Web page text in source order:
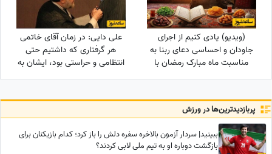
(ویدیو) یادی کنیم از اجرای
جاودان و احساسی دعای ربنا به
مناسبت ماه مبارک رمضان با
صدای خسرو آواز ایران استاد
علی دایی: در زمان آقای خاتمی
هر گرفتاری‌ که داشتیم حتی
انتظامی و حراستی بود، ایشان به
راحتی حل می‌کردند درباره پاداش
و...
پربازدید‌ترین‌ها در ورزش
ببینید| سردار آزمون بالاخره سفره دلش را باز کرد؛ کدام بازیکنان برای
بازگشت دوباره او به تیم ملی لابی کردند؟